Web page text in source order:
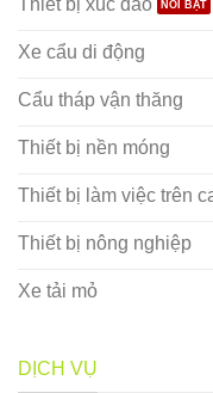
Xe cẩu di động
Cẩu tháp vận thăng
Thiết bị nền móng
Thiết bị làm việc trên
Thiết bị nông nghiệp
Xe tải mỏ
DỊCH VỤ